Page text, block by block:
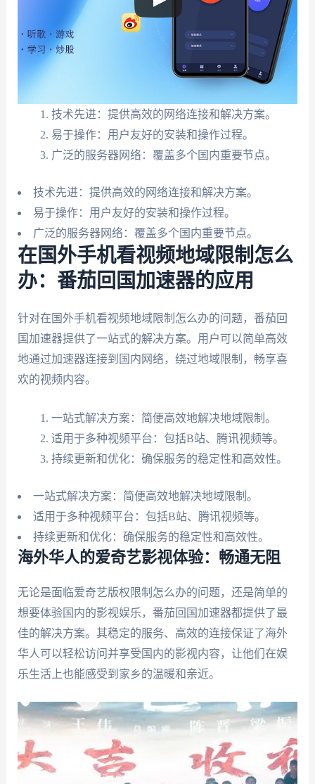
技术先进：提供高效的网络连接和解决方案。
易于操作：用户友好的安装和操作过程。
广泛的服务器网络：覆盖多个国内重要节点。
技术先进：提供高效的网络连接和解决方案。
易于操作：用户友好的安装和操作过程。
广泛的服务器网络：覆盖多个国内重要节点。
在国外手机看视频地域限制怎么
办：番茄回国加速器的应用
针对在国外手机看视频地域限制怎么办的问题，番茄回
国加速器提供了一站式的解决方案。用户可以简单高效
地通过加速器连接到国内网络，绕过地域限制，畅享喜
欢的视频内容。
一站式解决方案：简便高效地解决地域限制。
适用于多种视频平台：包括B站、腾讯视频等。
持续更新和优化：确保服务的稳定性和高效性。
一站式解决方案：简便高效地解决地域限制。
适用于多种视频平台：包括B站、腾讯视频等。
持续更新和优化：确保服务的稳定性和高效性。
海外华人的爱奇艺影视体验：畅通无阻
无论是面临爱奇艺版权限制怎么办的问题，还是简单的
想要体验国内的影视娱乐，番茄回国加速器都提供了最
佳的解决方案。其稳定的服务、高效的连接保证了海外
华人可以轻松访问并享受国内的影视内容，让他们在娱
乐生活上也能感受到家乡的温暖和亲近。